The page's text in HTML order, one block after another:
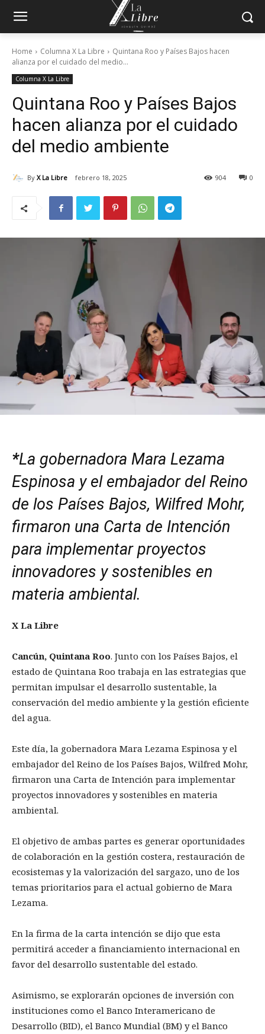
Home Columna X La Libre
Quintana Roo y Países Bajos hacen
alianza por el cuidado del medio...
Columna X La Libre
Quintana Roo y Países Bajos
hacen alianza por el cuidado
del medio ambiente
By X La Libre febrero 18, 2025 0
904
*La gobernadora Mara Lezama
Espinosa y el embajador del Reino
de los Países Bajos, Wilfred Mohr,
firmaron una Carta de Intención
para implementar proyectos
innovadores y sostenibles en
materia ambiental.
X La Libre
Cancún, Quintana Roo. Junto con los Países Bajos, el
estado de Quintana Roo trabaja en las estrategias que
permitan impulsar el desarrollo sustentable, la
conservación del medio ambiente y la gestión eficiente
del agua.
Este día, la gobernadora Mara Lezama Espinosa y el
embajador del Reino de los Países Bajos, Wilfred Mohr,
firmaron una Carta de Intención para implementar
proyectos innovadores y sostenibles en materia
ambiental.
El objetivo de ambas partes es generar oportunidades
de colaboración en la gestión costera, restauración de
ecosistemas y la valorización del sargazo, uno de los
temas prioritarios para el actual gobierno de Mara
Lezama.
En la firma de la carta intención se dijo que esta
permitirá acceder a financiamiento internacional en
favor del desarrollo sustentable del estado.
Asimismo, se explorarán opciones de inversión con
instituciones como el Banco Interamericano de
Desarrollo (BID), el Banco Mundial (BM) y el Banco